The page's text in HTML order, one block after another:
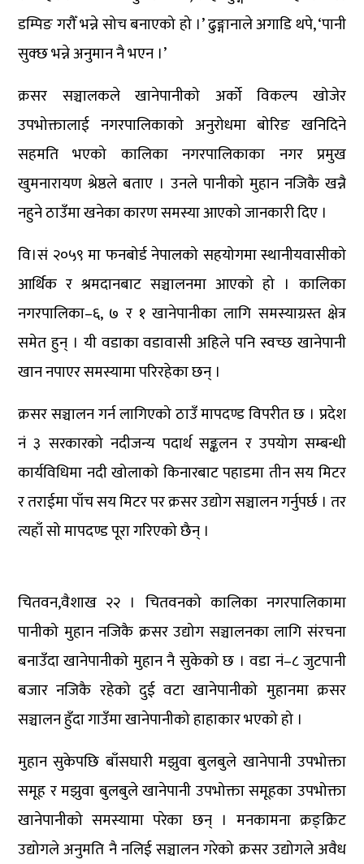
डम्पिङ गरौँ भन्ने सोच बनाएको हो ।’ ढुङ्गानाले अगाडि थपे, ‘पानी
सुक्छ भन्ने अनुमान नै भएन ।’
क्रसर सञ्चालकले खानेपानीको अर्को विकल्प खोजेर
उपभोक्तालाई नगरपालिकाको अनुरोधमा बोरिङ खनिदिने
सहमति भएको कालिका नगरपालिकाका नगर प्रमुख
खुमनारायण श्रेष्ठले बताए । उनले पानीको मुहान नजिकै खन्नै
नहुने ठाउँमा खनेका कारण समस्या आएको जानकारी दिए ।
वि।सं २०५९ मा फनबोर्ड नेपालको सहयोगमा स्थानीयवासीको
आर्थिक र श्रमदानबाट सञ्चालनमा आएको हो । कालिका
नगरपालिका–६, ७ र १ खानेपानीका लागि समस्याग्रस्त क्षेत्र
समेत हुन् । यी वडाका वडावासी अहिले पनि स्वच्छ खानेपानी
खान नपाएर समस्यामा परिरहेका छन् ।
क्रसर सञ्चालन गर्न लागिएको ठाउँ मापदण्ड विपरीत छ । प्रदेश
नं ३ सरकारको नदीजन्य पदार्थ सङ्कलन र उपयोग सम्बन्धी
कार्यविधिमा नदी खोलाको किनारबाट पहाडमा तीन सय मिटर
र तराईमा पाँच सय मिटर पर क्रसर उद्योग सञ्चालन गर्नुपर्छ । तर
त्यहाँ सो मापदण्ड पूरा गरिएको छैन् ।
चितवन,वैशाख २२ । चितवनको कालिका नगरपालिकामा
पानीको मुहान नजिकै क्रसर उद्योग सञ्चालनका लागि संरचना
बनाउँदा खानेपानीको मुहान नै सुकेको छ । वडा नं–८ जुटपानी
बजार नजिकै रहेको दुई वटा खानेपानीको मुहानमा क्रसर
सञ्चालन हुँदा गाउँमा खानेपानीको हाहाकार भएको हो ।
मुहान सुकेपछि बाँसघारी मझुवा बुलबुले खानेपानी उपभोक्ता
समूह र मझुवा बुलबुले खानेपानी उपभोक्ता समूहका उपभोक्ता
खानेपानीको समस्यामा परेका छन् । मनकामना क्रङ्क्रिट
उद्योगले अनुमति नै नलिई सञ्चालन गरेको क्रसर उद्योगले अवैध